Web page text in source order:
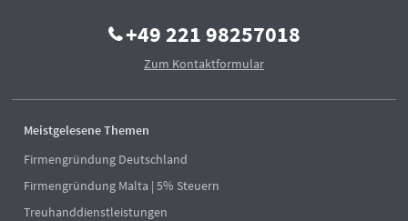
+49 221 98257018
Zum Kontaktformular
Meistgelesene Themen
Firmengründung Deutschland
Firmengründung Malta | 5% Steuern
Treuhanddienstleistungen